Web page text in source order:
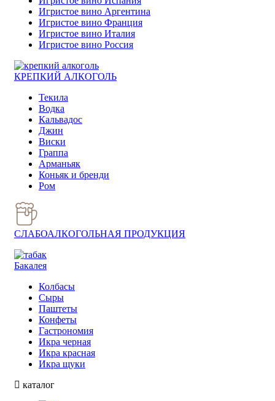
Игристое вино Аргентина
Игристое вино Франция
Игристое вино Италия
Игристое вино Россия
КРЕПКИЙ АЛКОГОЛЬ
Текила
Водка
Кальвадос
Джин
Виски
Граппа
Арманьяк
Коньяк и бренди
Ром
СЛАБОАЛКОГОЛЬНАЯ ПРОДУКЦИЯ
Бакалея
Колбасы
Сыры
Паштеты
Конфеты
Гастрономия
Икра черная
Икра красная
Икра щуки
каталог